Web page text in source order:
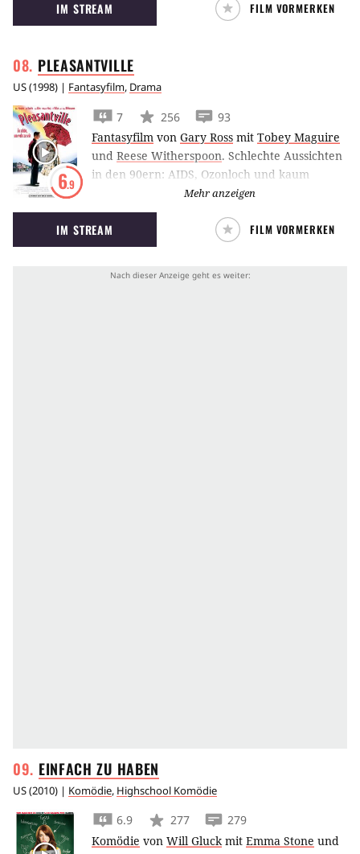
IM STREAM FILM VORMERKEN
PLEASANTVILLE
US(1998) | Fantasyfilm, Drama
6.9
7 256
93
Fantasyfilm von Gary Ross mit Tobey Maguire
und Reese Witherspoon. Schlechte Aussichten
in den 90ern: AIDS, Ozonloch und kaum
Aussichten auf einen Job für College-
Abgänger. Wie viel schöner war es doch da in
den 50er Jahren, als alles friedlich war, und
man diese Probleme noch nicht kannte. Von
Fernsehserie "Pleasantville" - und plötzlich
Mehr anzeigen
IM STREAM FILM VORMERKEN
EINFACH ZU HABEN
US(2010) | Komödie, Highschool Komödie
6.9 277
279
Komödie von Will Gluckmit Emma Stone und